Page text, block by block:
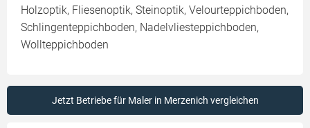
Holzoptik, Fliesenoptik, Steinoptik, Velourteppichboden,
Schlingenteppichboden, Nadelvliesteppichboden,
Wollteppichboden
Jetzt Betriebe für Maler in Merzenich vergleichen